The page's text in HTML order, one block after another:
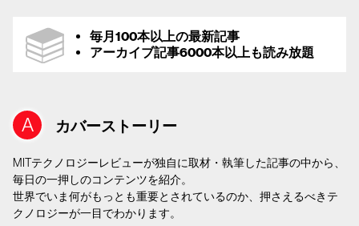
毎月100本以上の最新記事
アーカイブ記事6000本以上も読み放題
カバーストーリー
MITテクノロジーレビューが独自に取材・執筆した記事の中から、
毎日の一押しのコンテンツを紹介。
世界でいま何がもっとも重要とされているのか、押さえるべきテ
クノロジーが一目でわかります。